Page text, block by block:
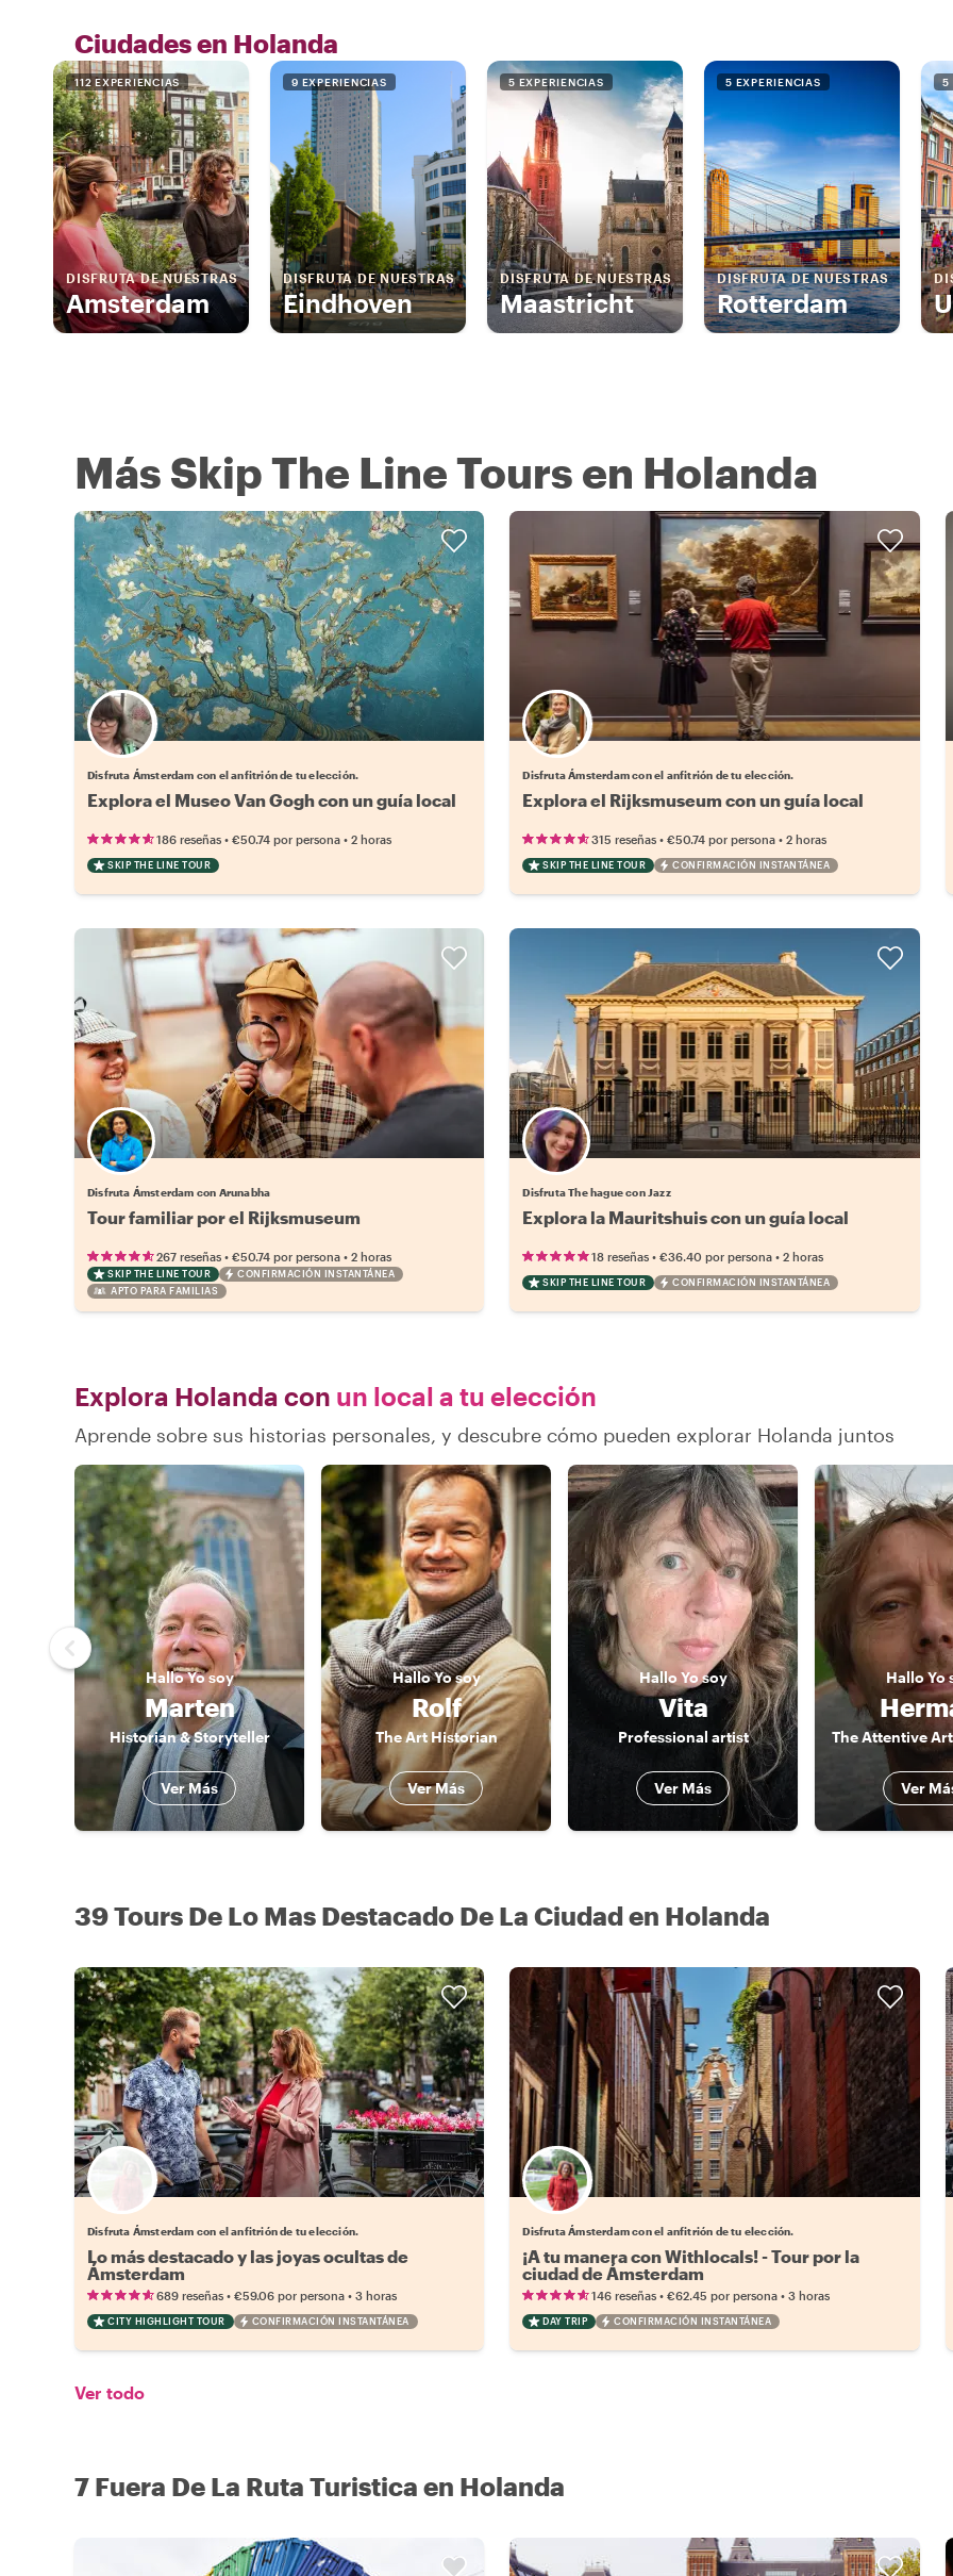
Ciudades en Holanda
112 EXPERIENCIAS
DISFRUTA DE NUESTRAS
Amsterdam
9 EXPERIENCIAS
DISFRUTA DE NUESTRAS
Eindhoven
5 EXPERIENCIAS
DISFRUTA DE NUESTRAS
Maastricht
5 EXPERIENCIAS
DISFRUTA DE NUESTRAS
Rotterdam
5
Más Skip The Line Tours en Holanda
Elige tu local favorito
Disfruta Ámsterdam con el anfitrión de tu elección.
Explora el Museo Van Gogh con un guía local
186 reseñas • €50.74 por persona • 2 horas
SKIP THE LINE TOUR
Elige tu local favorito
Disfruta Ámsterdam con el anfitrión de tu elección.
Explora el Rijksmuseum con un guía local
315 reseñas •€50.74 por persona •2 horas
SKIP THE LINE TOUR CONFIRMACIÓN INSTANTÁNEA
Disfruta Ámsterdam con Arunabha
Tour familiar por el Rijksmuseum
267 reseñas • €50.74 por persona • 2 horas
SKIP THE LINE TOUR
CONFIRMACIÓN INSTANTÁNEA
APTO PARA FAMILIAS
Disfruta The hague con Jazz
Explora la Mauritshuis con un guía local
18 reseñas •€36.40 por persona •2 horas
SKIP THE LINE TOUR CONFIRMACIÓN INSTANTÁNEA
Explora Holanda con un local a tu elección
Aprende sobre sus historias personales, y descubre cómo pueden explorar Holanda juntos
HalloYo soy
Marten
Historian & Storyteller
Ver Más
HalloYo soy
Rolf
The Art Historian
Ver Más
Hallo Yo soy
Vita
Professional artist
Ver Más
HalloYo
Ver
39 Tours De Lo Mas Destacado De La Ciudad en Holanda
Elige tu local favorito
Disfruta Ámsterdam con el anfitrión de tu elección.
Lo más destacado y las joyas ocultas de
Ámsterdam
689 reseñas • €59.06 por persona • 3 horas
CITY HIGHLIGHT TOUR CONFIRMACIÓN INSTANTÁNEA
Elige tu local favorito
Disfruta Ámsterdam con el anfitrión de tu elección.
¡A tu manera con Withlocals! - Tour por la
ciudad de Ámsterdam
146 reseñas •€62.45 por persona •3 horas
DAY TRIP CONFIRMACIÓN INSTANTÁNEA
Ver todo
7 Fuera De La Ruta Turistica en Holanda